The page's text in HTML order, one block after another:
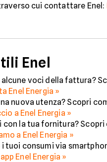
cui contattare Enel:
Enel
alcune voci della fattura?
Enel Energia »
nuova utenza? Scopri
a Enel Energia »
con la tua fornitura? Scopri
a Enel Energia »
tuoi consumi via
app Enel Energia »